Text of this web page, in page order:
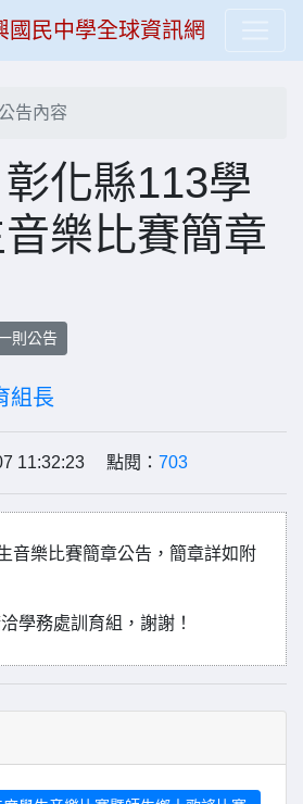
國民中學全球資訊網
公告內容
彰化縣113學
樂比賽簡章
則公告
組長
11:32:23 點閱： 703
音樂比賽簡章公告，簡章詳如附
學務處訓育組，謝謝！